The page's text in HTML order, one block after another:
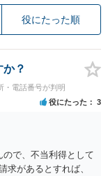
役にたった順
？
・電話番号が判明
役にたった 3
で、不当利得として
求があるとすれば、